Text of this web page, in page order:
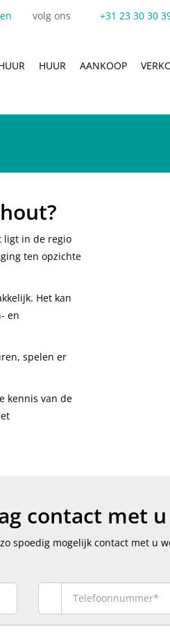
volg ons +31 23 30 30
HUUR AANKOOP
ligt in de regio
ten opzichte
Het kan
en
spelen er
kennis van de
contact met
spoedig mogelijk contact met u